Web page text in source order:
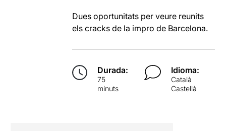
Dues oportunitats per veure reunits
els cracks de la impro de Barcelona.
Durada:
75
minuts
Idioma:
Català
Castellà